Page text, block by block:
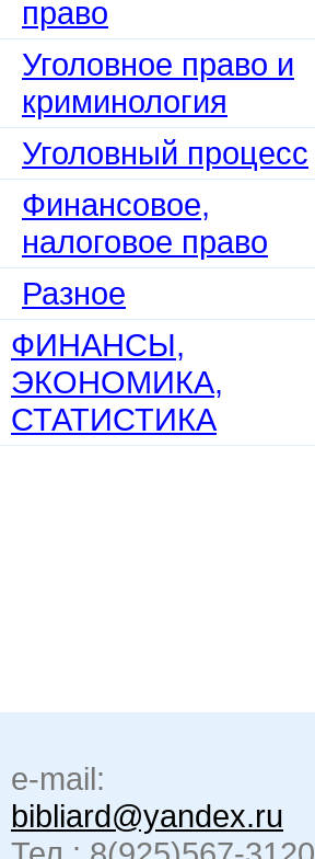
право
Уголовное право и
криминология
Уголовный процесс
Финансовое,
налоговое право
Разное
ФИНАНСЫ,
ЭКОНОМИКА,
СТАТИСТИКА
e-mail:
bibliard@yandex.ru